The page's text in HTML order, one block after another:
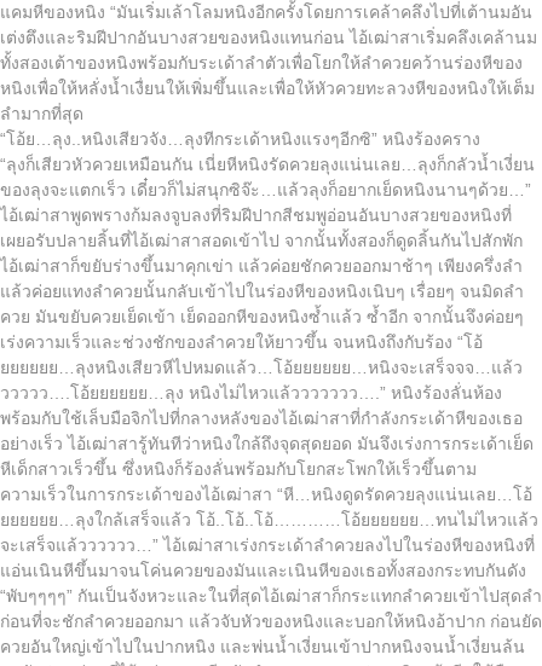
แคมหีของหนิง “มันเริ่มเล้าโลมหนิงอีกครั้งโดยการเคล้าคลึงไปที่เต้านมอัน
เต่งตึงและริมฝีปากอันบางสวยของหนิงแทนก่อน ไอ้เฒ่าสาเริ่มคลึงเคล้านม
ทั้งสองเต้าของหนิงพร้อมกับระเด้าลำตัวเพื่อโยกให้ลำควยคว้านร่องหีของ
หนิงเพื่อให้หลั่งน้ำเงื่ยนให้เพิ่มขึ้นและเพื่อให้หัวควยทะลวงหีของหนิงให้เต็ม
ลำมากที่สุด
“โอ้ย…ลุง..หนิงเสียวจัง…ลุงทีกระเด้าหนิงแรงๆอีกซิ” หนิงร้องคราง
“ลุงก็เสียวหัวควยเหมือนกัน เนี่ยหีหนิงรัดควยลุงแน่นเลย…ลุงก็กลัวน้ำเงี่ยน
ของลุงจะแตกเร็ว เดี๋ยวก็ไม่สนุกซิจ๊ะ…แล้วลุงก็อยากเย็ดหนิงนานๆด้วย…”
ไอ้เฒ่าสาพูดพรางก้มลงจูบลงที่ริมฝีปากสีชมพูอ่อนอันบางสวยของหนิงที่
เผยอรับปลายลิ้นที่ไอ้เฒ่าสาสอดเข้าไป จากนั้นทั้งสองก็ดูดลิ้นกันไปสักพัก
ไอ้เฒ่าสาก็ขยับร่างขึ้นมาคุกเข่า แล้วค่อยชักควยออกมาช้าๆ เพียงครึ่งลำ
แล้วค่อยแทงลำควยนั้นกลับเข้าไปในร่องหีของหนิงเนิบๆ เรื่อยๆ จนมิดลำ
ควย มันขยับควยเย็ดเข้า เย็ดออกหีของหนิงซ้ำแล้ว ซ้ำอีก จากนั้นจึงค่อยๆ
เร่งความเร็วและช่วงชักของลำควยให้ยาวขึ้น จนหนิงถึงกับร้อง “โอ้
ยยยยยย…ลุงหนิงเสียวหีไปหมดแล้ว…โอ้ยยยยยย…หนิงจะเสร็จจจ…แล้ว
ววววว….โอ้ยยยยยย…ลุง หนิงไม่ไหวแล้ววววววว….” หนิงร้องลั่นห้อง
พร้อมกับใช้เล็บมือจิกไปที่กลางหลังของไอ้เฒ่าสาที่กำลังกระเด้าหีของเธอ
อย่างเร็ว ไอ้เฒ่าสารู้ทันทีว่าหนิงใกล้ถึงจุดสุดยอด มันจึงเร่งการกระเด้าเย็ด
หีเด็กสาวเร็วขึ้น ซึ่งหนิงก็ร้องลั่นพร้อมกับโยกสะโพกให้เร็วขึ้นตาม
ความเร็วในการกระเด้าของไอ้เฒ่าสา “หี…หนิงดูดรัดควยลุงแน่นเลย…โอ้
ยยยยยย…ลุงใกล้เสร็จแล้ว โอ้..โอ้..โอ้…………โอ้ยยยยยย…ทนไม่ไหวแล้ว
จะเสร็จแล้วววววว…” ไอ้เฒ่าสาเร่งกระเด้าลำควยลงไปในร่องหีของหนิงที่
แอ่นเนินหีขึ้นมาจนโค่นควยของมันและเนินหีของเธอทั้งสองกระทบกันดัง
“พับๆๆๆๆ” กันเป็นจังหวะและในที่สุดไอ้เฒ่าสาก็กระแทกลำควยเข้าไปสุดลำ
ก่อนที่จะชักลำควยออกมา แล้วจับหัวของหนิงและบอกให้หนิงอ้าปาก ก่อนยัด
ควยอันใหญ่เข้าไปในปากหนิง และพ่นน้ำเงี่ยนเข้าปากหนิงจนน้ำเงี่ยนล้น